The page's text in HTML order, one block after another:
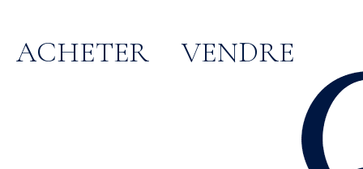
ACHETER VENDRE